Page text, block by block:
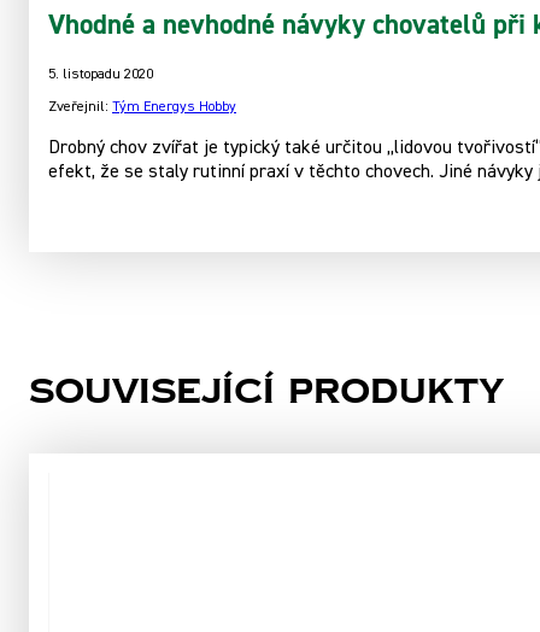
Vhodné a nevhodné návyky chovatelů
5. listopadu 2020
Zveřejnil: Tým Energys Hobby
Drobný chov zvířat je typický také určitou „lidovou
efekt, že se staly rutinní praxí v těchto chovech. Jiné
Související produkty